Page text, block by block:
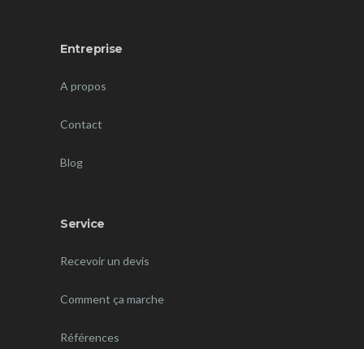
Entreprise
A propos
Contact
Blog
Service
Recevoir un devis
Comment ça marche
Références